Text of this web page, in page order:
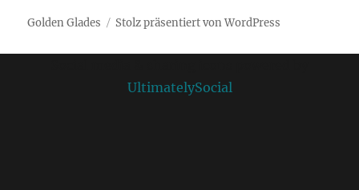
Golden Glades Stolz präsentiert von WordPress
UltimatelySocial